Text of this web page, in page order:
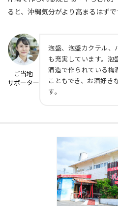
ると、沖縄気分がより高まるはずで
ご当地
サポーター
泡盛、泡盛カクテル、
も充実しています。泡
酒造で作られている梅
こともでき、お酒好き
す。